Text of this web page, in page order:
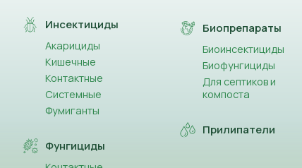
Инсектициды
Акарициды
Кишечные
Контактные
Системные
Фумиганты
Фунгициды
Биопрепараты
Биоинсектициды
Биофунгициды
Для септиков и
компоста
Прилипатели